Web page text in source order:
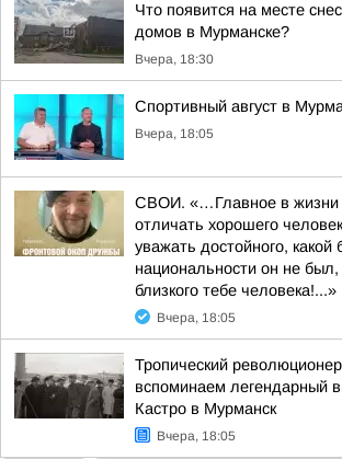
Что появится на месте
домов в Мурманске?
Вчера, 18:30
Спортивный август в
Вчера, 18:05
СВОИ. «…Главное в жизни
отличать хорошего
уважать достойного, какой
национальности он не был,
близкого тебе человека!...»
Вчера, 18:05
Тропический
вспоминаем легендарный
Кастро в Мурманск
Вчера, 18:05